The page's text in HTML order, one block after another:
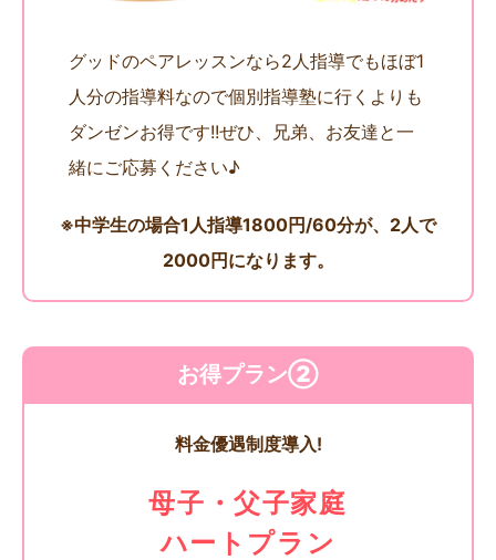
グッドのペアレッスンなら2人指導でもほぼ1
人分の指導料なので個別指導塾に行くよりも
ダンゼンお得です!!ぜひ、兄弟、お友達と一
緒にご応募ください♪
※中学生の場合1人指導1800円/60分が、2人で
2000円になります。
お得プラン②
料金優遇制度導入!
母子・父子家庭
ハートプラン